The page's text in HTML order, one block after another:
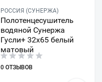
РОССИЯ (СУНЕРЖА)
Полотенцесушитель
водяной Сунержа
Гусли+ 32х65 белый
матовый
0 ОТЗЫВОВ